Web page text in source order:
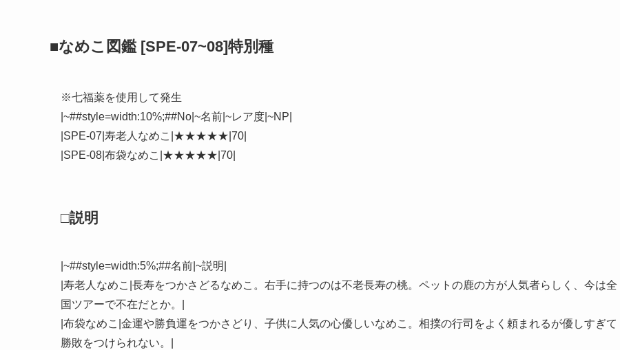
■なめこ図鑑 [SPE-07~08]特別種
※七福薬を使用して発生
|~##style=width:10%;##No|~名前|~レア度|~NP|
|SPE-07|寿老人なめこ|★★★★★|70|
|SPE-08|布袋なめこ|★★★★★|70|
□説明
|~##style=width:5%;##名前|~説明|
|寿老人なめこ|長寿をつかさどるなめこ。右手に持つのは不老長寿の桃。ペットの鹿の方が人気者らしく、今は全
国ツアーで不在だとか。|
|布袋なめこ|金運や勝負運をつかさどり、子供に人気の心優しいなめこ。相撲の行司をよく頼まれるが優しすぎて
勝敗をつけられない。|